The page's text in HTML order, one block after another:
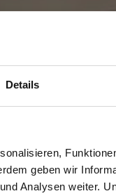
Details
geben wir
Analysen weiter.